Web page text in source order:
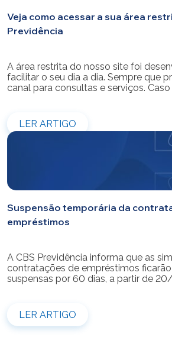
Veja como acessar a sua área
Previdência
A área restrita do nosso site foi
facilitar o seu dia a dia. Sempre que
canal para consultas e serviços.
LER ARTIGO
Suspensão temporária da
empréstimos
A CBS Previdência informa que as
contratações de empréstimos
suspensas por 60 dias, a partir de
realizar novas simulações ou
pelos canais disponibilizados pela
Recomendamos que os participantes
LER ARTIGO